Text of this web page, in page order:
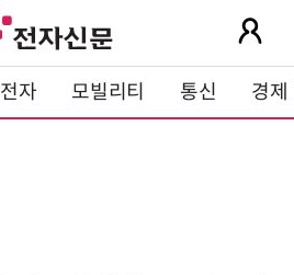
전자 모빌리티 통신 경제